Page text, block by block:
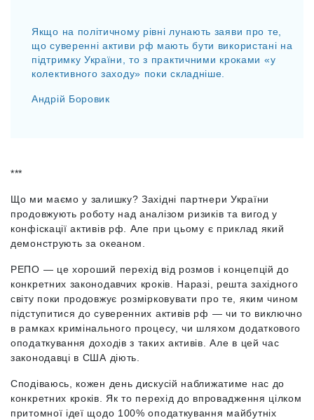
Якщо на політичному рівні лунають заяви про те,
що суверенні активи рф мають бути використані на
підтримку України, то з практичними кроками «у
колективного заходу» поки складніше.
Андрій Боровик
***
Що ми маємо у залишку? Західні партнери України
продовжують роботу над аналізом ризиків та вигод у
конфіскації активів рф. Але при цьому є приклад який
демонструють за океаном.
РЕПО — це хороший перехід від розмов і концепцій до
конкретних законодавчих кроків. Наразі, решта західного
світу поки продовжує розмірковувати про те, яким чином
підступитися до суверенних активів рф — чи то виключно
в рамках кримінального процесу, чи шляхом додаткового
оподаткування доходів з таких активів. Але в цей час
законодавці в США діють.
Сподіваюсь, кожен день дискусій наближатиме нас до
конкретних кроків. Як то перехід до впровадження цілком
притомної ідеї щодо 100% оподаткування майбутніх